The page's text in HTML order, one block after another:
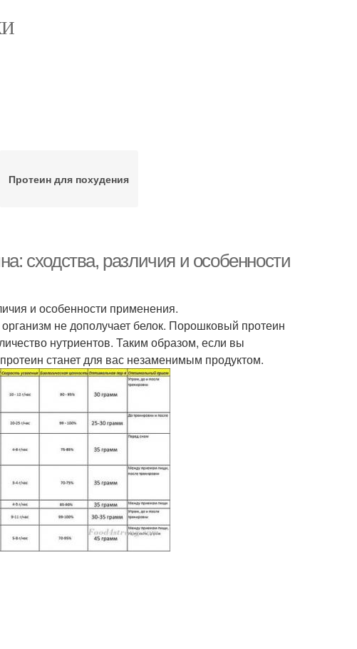
Протеин для похудения
сходства, различия и особенности
и особенности применения.
не дополучает белок. Порошковый протеин
нутриентов. Таким образом, если вы
станет для вас незаменимым продуктом.